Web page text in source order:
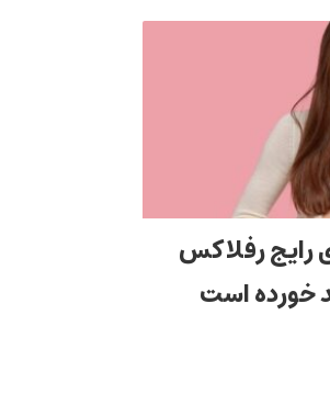
رفلاکس
خورده است